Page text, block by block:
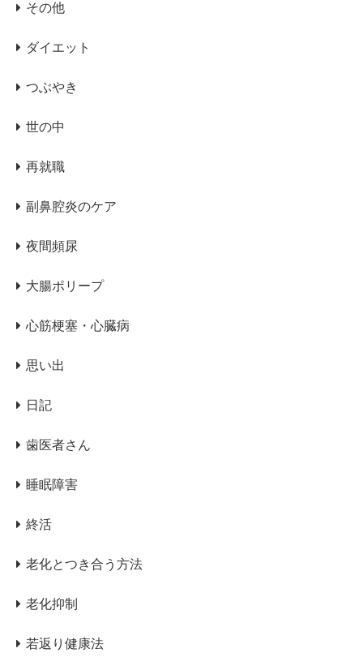
その他
ダイエット
つぶやき
世の中
再就職
副鼻腔炎のケア
夜間頻尿
大腸ポリープ
心筋梗塞・心臓病
思い出
日記
歯医者さん
睡眠障害
終活
老化とつき合う方法
老化抑制
若返り健康法